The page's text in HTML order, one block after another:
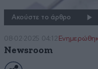
Ακούστε το άρθρο
08·02·2025 04:12
Newsroom